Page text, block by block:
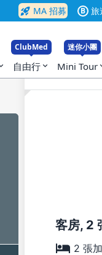
rocket_launch MA 招募 B 旅
ClubMed
自由行 expand_more
迷你小團
Mini Tour
客房, 2
2 張